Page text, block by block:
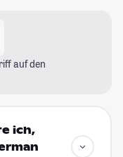
auf den
ich,